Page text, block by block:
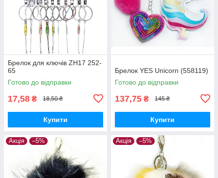
Брелок для ключів ZH17 252-
65
Готово до відправки
17,58 ₴ 18,50 ₴
Купити
Брелок YES Unicorn (558119)
Готово до відправки
137,75 ₴ 145 ₴
Купити
Акція –5% Акція –5%